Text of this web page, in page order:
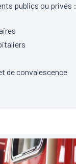
publics ou privés :
de convalescence